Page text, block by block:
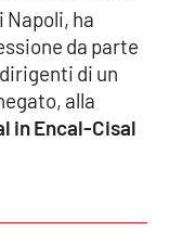
Napoli, ha
da parte
di un
alla
in Encal-Cisal